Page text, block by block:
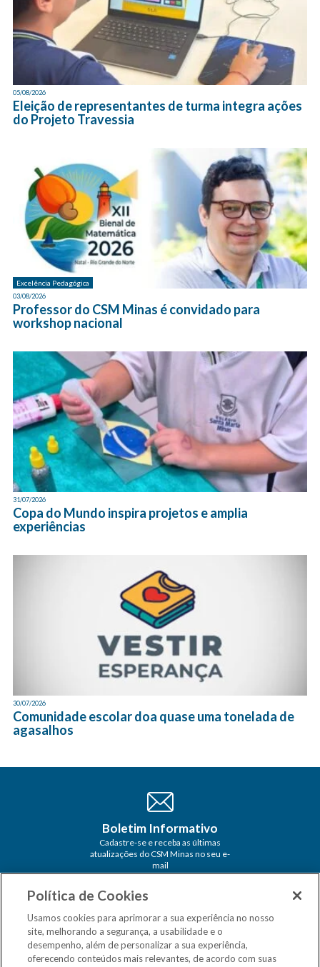
05/08/2026
Eleição de representantes de turma integra ações
do Projeto Travessia
Excelência Pedagógica
03/08/2026
Professor do CSM Minas é convidado para
workshop nacional
31/07/2026
Copa do Mundo inspira projetos e amplia
experiências
30/07/2026
Comunidade escolar doa quase uma tonelada de
agasalhos
Boletim Informativo
Cadastre-se e receba as últimas
atualizações do CSM Minas no seu e-
mail
Política de Cookies
Usamos cookies para aprimorar a sua experiência no nosso
site, melhorando a segurança, a usabilidade e o
desempenho, além de personalizar a sua experiência,
oferecendo conteúdos mais relevantes, de acordo com suas